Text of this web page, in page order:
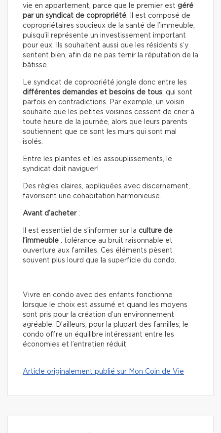
vie en appartement, parce que le premier est géré
par un syndicat de copropriété. Il est composé de
copropriétaires soucieux de la santé de l’immeuble,
puisqu’il représente un investissement important
pour eux. Ils souhaitent aussi que les résidents s’y
sentent bien, afin de ne pas ternir la réputation de la
bâtisse.
Le syndicat de copropriété jongle donc entre les
différentes demandes et besoins de tous, qui sont
parfois en contradictions. Par exemple, un voisin
souhaite que les petites voisines cessent de crier à
toute heure de la journée, alors que leurs parents
soutiennent que ce sont les murs qui sont mal
isolés.
Entre les plaintes et les assouplissements, le
syndicat doit naviguer!
Des règles claires, appliquées avec discernement,
favorisent une cohabitation harmonieuse.
Avant d’acheter :
Il est essentiel de s’informer sur la culture de
l’immeuble : tolérance au bruit raisonnable et
ouverture aux familles. Ces éléments pèsent
souvent plus lourd que la superficie du condo.
Vivre en condo avec des enfants fonctionne
lorsque le choix est assumé et quand les moyens
sont pris pour la création d’un environnement
agréable. D’ailleurs, pour la plupart des familles, le
condo offre un équilibre intéressant entre les
économies et l’entretien réduit.
Article originalement publié sur Mon Coin de Vie